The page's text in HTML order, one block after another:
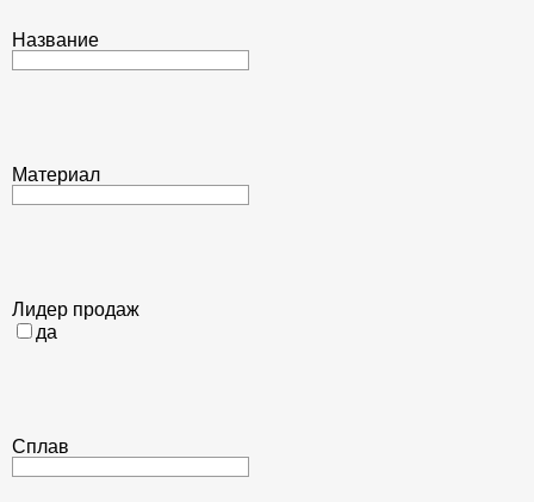
Название
Материал
Лидер продаж
да
Сплав